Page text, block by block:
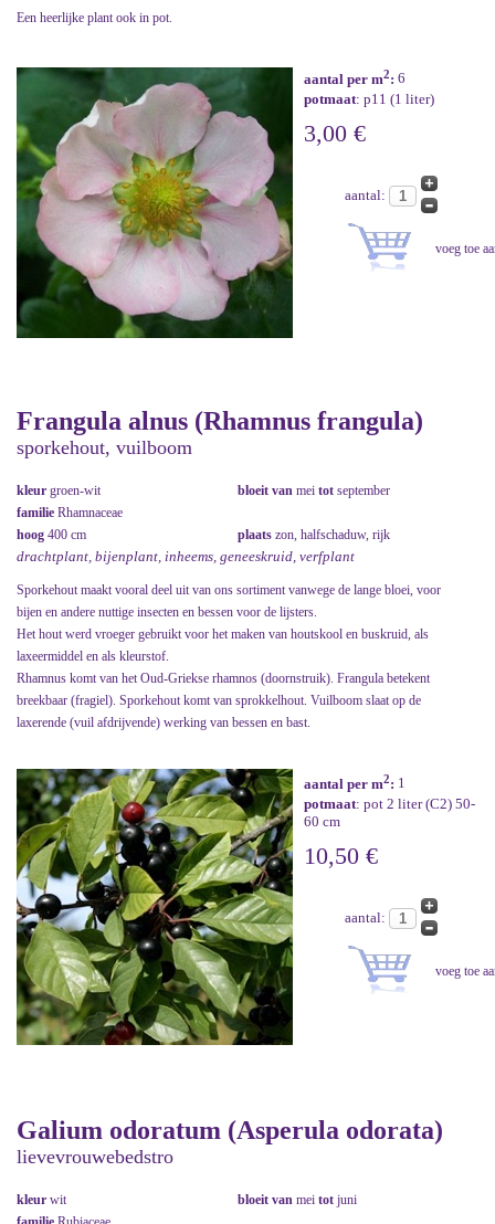
Een heerlijke plant ook in pot.
aantal per m2: 6
potmaat: p11 (1 liter)
3,00 €
aantal:
Frangula alnus (Rhamnus frangula)
sporkehout, vuilboom
kleur groen-wit bloeit van mei tot september
familie Rhamnaceae
hoog 400 cm plaats zon, halfschaduw, rijk
drachtplant, bijenplant, inheems, geneeskruid, verfplant
Sporkehout maakt vooral deel uit van ons sortiment vanwege de lange bloei, voor
bijen en andere nuttige insecten en bessen voor de lijsters.
Het hout werd vroeger gebruikt voor het maken van houtskool en buskruid, als
laxeermiddel en als kleurstof.
Rhamnus komt van het Oud-Griekse rhamnos (doornstruik). Frangula betekent
breekbaar (fragiel). Sporkehout komt van sprokkelhout. Vuilboom slaat op de
laxerende (vuil afdrijvende) werking van bessen en bast.
aantal per m2: 1
potmaat: pot 2 liter (C2) 50-
60 cm
10,50 €
aantal:
Galium odoratum (Asperula odorata)
lievevrouwebedstro
kleur wit bloeit van mei tot juni